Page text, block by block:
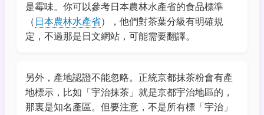
是霉味。你可以參考日本農林水產省的食品標準
（ 日本農林水產省），他們對茶葉分級有明確規
定，不過那是日文網站，可能需要翻譯。
另外，產地認證不能忽略。正統京都抹茶粉會有產
地標示，比如「宇治抹茶」就是京都宇治地區的，
那裏是知名產區。但要注意，不是所有標「宇治」